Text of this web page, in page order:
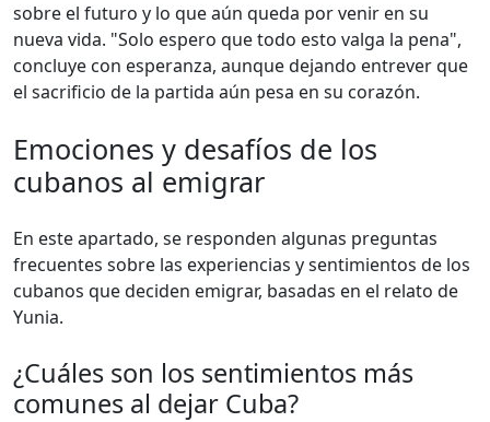
sobre el futuro y lo que aún queda por venir en su
nueva vida. "Solo espero que todo esto valga la pena",
concluye con esperanza, aunque dejando entrever que
el sacrificio de la partida aún pesa en su corazón.
Emociones y desafíos de los
cubanos al emigrar
En este apartado, se responden algunas preguntas
frecuentes sobre las experiencias y sentimientos de los
cubanos que deciden emigrar, basadas en el relato de
Yunia.
¿Cuáles son los sentimientos más
comunes al dejar Cuba?